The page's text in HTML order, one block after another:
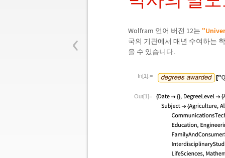
‹ Wolfram 언어 버전 12는
국의 기관에서 매년 수여하는
을 수 있습니다.
In[1]:=
Out[1]=